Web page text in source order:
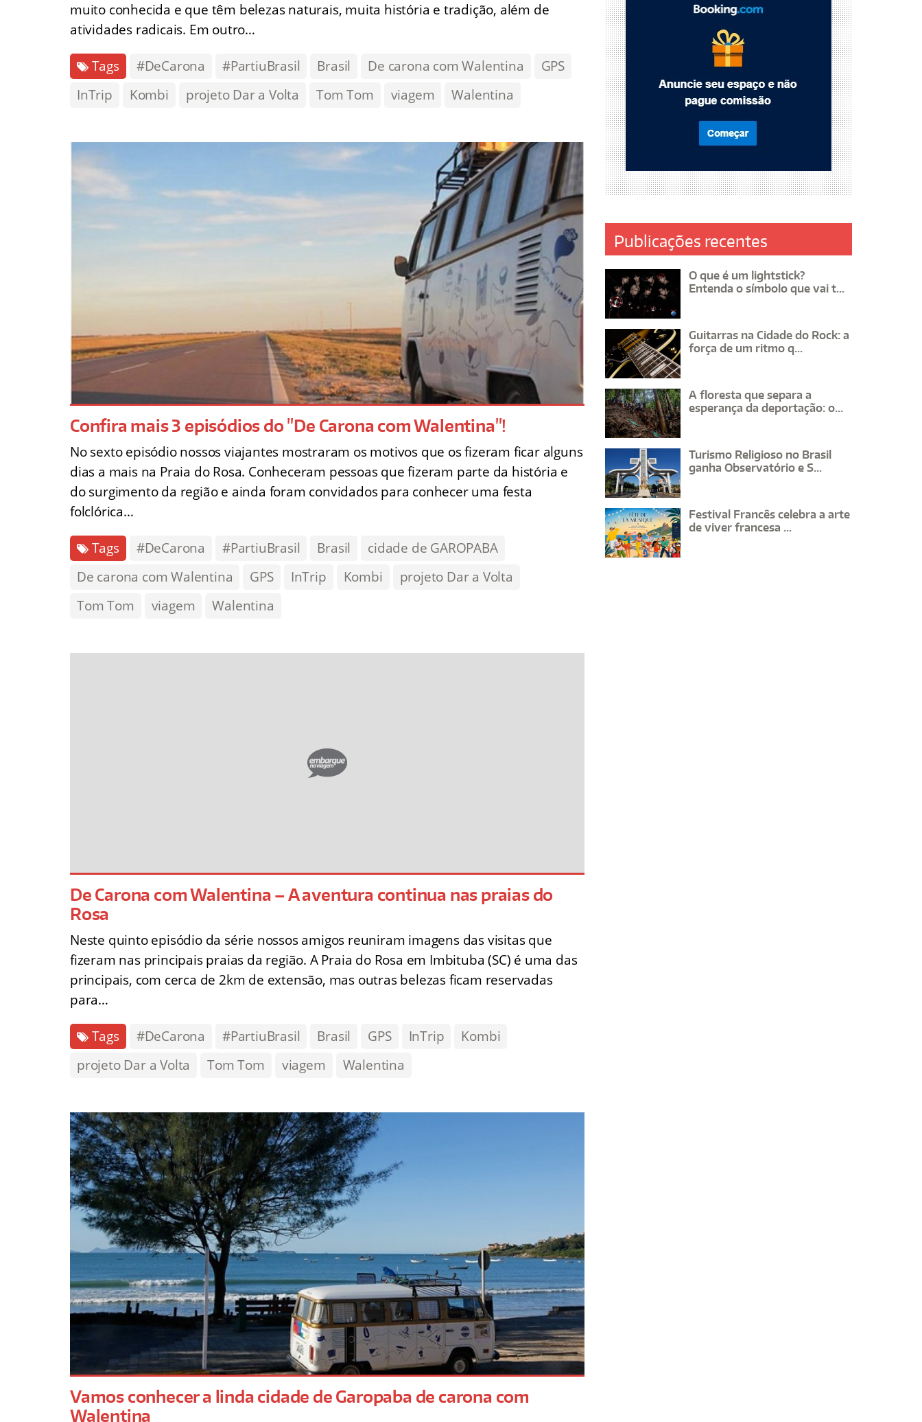
muito conhecida e que têm belezas naturais, muita história e tradição, além de
atividades radicais. Em outro…
Tags #DeCarona #PartiuBrasil Brasil De carona com Walentina
GPS
InTrip
Kombi projeto Dar a Volta Tom Tom viagem Walentina
Confira mais 3 episódios do "De Carona com Walentina"!
No sexto episódio nossos viajantes mostraram os motivos que os fizeram ficar alguns
dias a mais na Praia do Rosa. Conheceram pessoas que fizeram parte da história e
do surgimento da região e ainda foram convidados para conhecer uma festa
folclórica…
Tags #DeCarona #PartiuBrasil Brasil
cidade de GAROPABA
De carona com Walentina
GPS InTrip Kombi
projeto Dar a Volta
Tom Tom
viagem Walentina
De Carona com Walentina – A aventura continua nas praias do
Rosa
Neste quinto episódio da série nossos amigos reuniram imagens das visitas que
fizeram nas principais praias da região. A Praia do Rosa em Imbituba (SC) é uma das
principais, com cerca de 2km de extensão, mas outras belezas ficam reservadas
para…
Tags #DeCarona #PartiuBrasil Brasil GPS InTrip
Kombi
projeto Dar a Volta
Tom Tom viagem Walentina
Vamos conhecer a linda cidade de Garopaba de carona com
Walentina
Publicações recentes
O que é um lightstick?
Entenda o símbolo que vai t...
Guitarras na Cidade do Rock: a
força de um ritmo q...
A floresta que separa a
esperança da deportação: o...
Turismo Religioso no Brasil
ganha Observatório e S...
Festival Francês celebra a arte
de viver francesa ...